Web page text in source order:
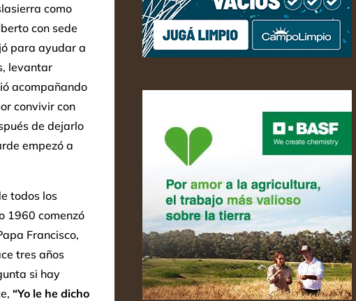
como
con sede
para ayudar a
levantar
acompañando
convivir con
de dejarlo
empezó a
todos los
1960 comenzó
Francisco,
tres años
si hay
“Yo le he dicho